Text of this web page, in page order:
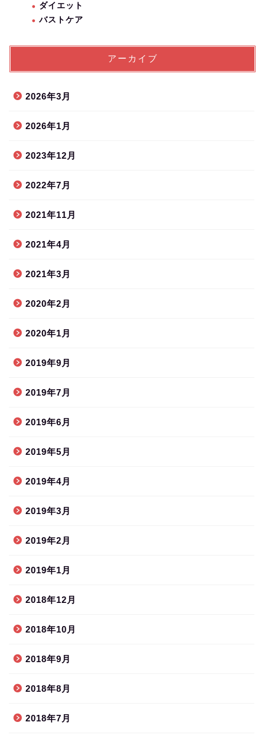
ダイエット
バストケア
アーカイブ
2026年3月
2026年1月
2023年12月
2022年7月
2021年11月
2021年4月
2021年3月
2020年2月
2020年1月
2019年9月
2019年7月
2019年6月
2019年5月
2019年4月
2019年3月
2019年2月
2019年1月
2018年12月
2018年10月
2018年9月
2018年8月
2018年7月